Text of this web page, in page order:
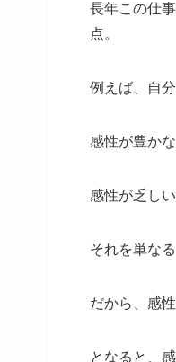
長年この仕
点。
例えば、自
感性が豊か
感性が乏し
それを単な
だから、感
となると、